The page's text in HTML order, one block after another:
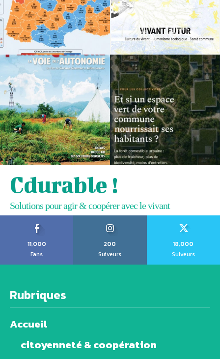
Cdurable !
Solutions pour agir & coopérer avec le vivant
11,000
Fans
200
Suiveurs
18,000
Suiveurs
Rubriques
Accueil
citoyenneté & coopération